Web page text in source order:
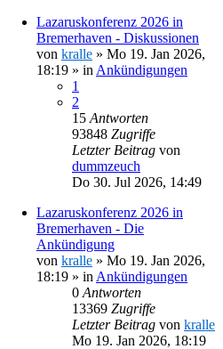
Lazaruskonferenz 2026 in
Bremerhaven - Diskussionen
von kralle » Mo 19. Jan 2026,
18:19 » in Ankündigungen
1
2
15 Antworten
93848 Zugriffe
Letzter Beitrag von
dummzeuch
Do 30. Jul 2026, 14:49
Lazaruskonferenz 2026 in
Bremerhaven - Die
Ankündigung
von kralle » Mo 19. Jan 2026,
18:19 » in Ankündigungen
0 Antworten
13369 Zugriffe
Letzter Beitrag von kralle
Mo 19. Jan 2026, 18:19